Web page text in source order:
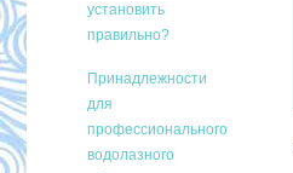
установить
правильно?
Принадлежности
для
профессионального
водолазного